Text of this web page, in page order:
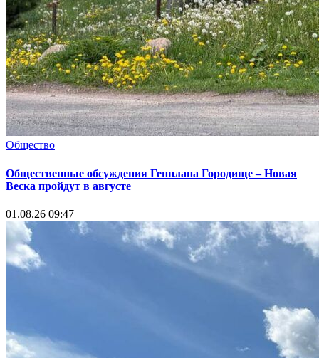
Общество
Общественные обсуждения Генплана Городище – Новая
Веска пройдут в августе
01.08.26 09:47